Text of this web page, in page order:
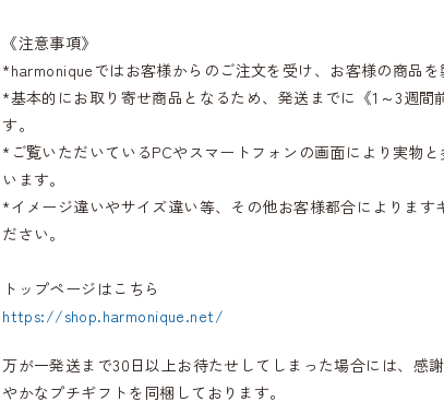
《注意事項》
*harmoniqueではお客様からのご注文を受け、お客様の商品を
*基本的にお取り寄せ商品となるため、発送までに《1～3週間
す。
*ご覧いただいているPCやスマートフォンの画面により実物
います。
*イメージ違いやサイズ違い等、その他お客様都合によります
ださい。
トップページはこちら
https://shop.harmonique.net/
万が一発送まで30日以上お待たせしてしまった場合には、感
やかなプチギフトを同梱しております。